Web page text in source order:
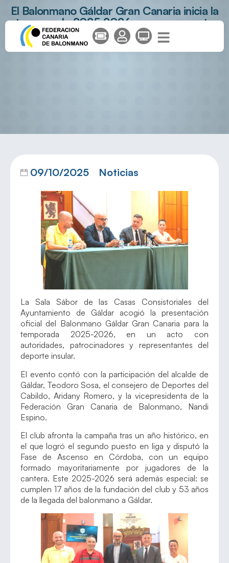
El Balonmano Gáldar Gran Canaria inicia la
temporada 2025-2026 con un proyecto
sólido y arraigado
09/10/2025 Noticias
La Sala Sábor de las Casas Consistoriales del
Ayuntamiento de Gáldar acogió la presentación
oficial del Balonmano Gáldar Gran Canaria para la
temporada 2025-2026, en un acto con
autoridades, patrocinadores y representantes del
deporte insular.
El evento contó con la participación del alcalde de
Gáldar, Teodoro Sosa, el consejero de Deportes del
Cabildo, Aridany Romero, y la vicepresidenta de la
Federación Gran Canaria de Balonmano, Nandi
Espino.
El club afronta la campaña tras un año histórico, en
el que logró el segundo puesto en liga y disputó la
Fase de Ascenso en Córdoba, con un equipo
formado mayoritariamente por jugadores de la
cantera. Este 2025-2026 será además especial: se
cumplen 17 años de la fundación del club y 53 años
de la llegada del balonmano a Gáldar.